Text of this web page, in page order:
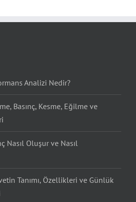
Analizi Nedir?
Basınç, Kesme, Eğilme ve
Nasıl Oluşur ve Nasıl
Tanımı, Özellikleri ve Günlük